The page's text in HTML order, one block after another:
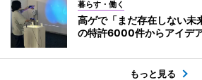
暮らす・働く
高ゲで「まだ存在しない
の特許6000件からアイデ
もっと見る